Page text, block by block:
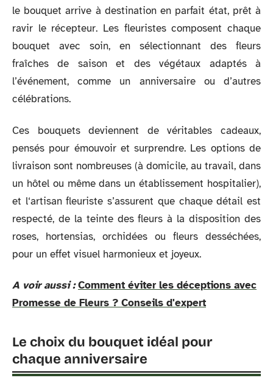
le bouquet arrive à destination en parfait état, prêt à
ravir le récepteur. Les fleuristes composent chaque
bouquet avec soin, en sélectionnant des fleurs
fraîches de saison et des végétaux adaptés à
l’événement, comme un anniversaire ou d’autres
célébrations.
Ces bouquets deviennent de véritables cadeaux,
pensés pour émouvoir et surprendre. Les options de
livraison sont nombreuses (à domicile, au travail, dans
un hôtel ou même dans un établissement hospitalier),
et l‘artisan fleuriste s’assurent que chaque détail est
respecté, de la teinte des fleurs à la disposition des
roses, hortensias, orchidées ou fleurs desséchées,
pour un effet visuel harmonieux et joyeux.
A voir aussi : Comment éviter les déceptions avec
Promesse de Fleurs ? Conseils d'expert
Le choix du bouquet idéal pour
chaque anniversaire